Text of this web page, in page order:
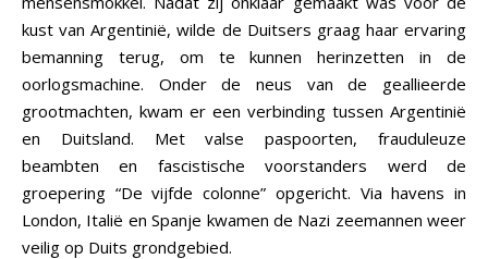
kust van Argentinië, wilde de Duitsers graag haar ervaring
bemanning terug, om te kunnen herinzetten in de
oorlogsmachine. Onder de neus van de geallieerde
grootmachten, kwam er een verbinding tussen Argentinië
en Duitsland. Met valse paspoorten, frauduleuze
beambten en fascistische voorstanders werd de
groepering “De vijfde colonne” opgericht. Via havens in
London, Italië en Spanje kwamen de Nazi zeemannen weer
veilig op Duits grondgebied.